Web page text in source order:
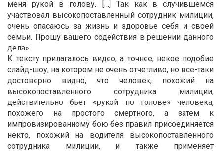
меня рукой в голову. […] Так как в случившемся
участвовал высокопоставленный сотрудник милиции,
очень опасаюсь за жизнь и здоровье себя и своей
семьи. Прошу вашего содействия в решении данного
дела».
К тексту прилагалось видео, а точнее, некое подобие
слайд-шоу, на котором не очень отчетливо, но все-таки
достоверно видно, что человек, похожий на
высокопоставленного сотрудника милиции,
действительно бьет «рукой по голове» человека,
похожего на простого смертного, а затем к
импровизированному бою без правил присоединяется
некто, похожий на водителя высокопоставленного
сотрудника милиции, и также применяет